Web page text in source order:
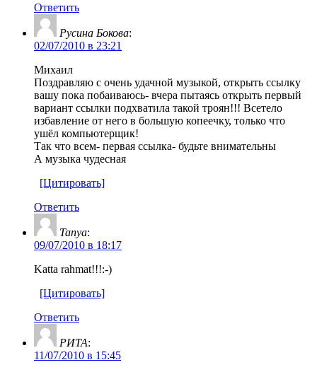
Ответить
Русина Бокова:
02/07/2010 в 23:21
Михаил
Поздравляю с очень удачной музыкой, открыть ссылку
вашу пока побаиваюсь- вчера пытаясь открыть первый
вариант ссылки подхватила такой троян!!! Всетело
избавление от него в большую копеечку, только что
ушёл компьютерщик!
Так что всем- первая ссылка- будьте внимательны
А музыка чудесная
[Цитировать]
Ответить
Tanya:
09/07/2010 в 18:17
Katta rahmat!!!:-)
[Цитировать]
Ответить
РИТА:
11/07/2010 в 15:45